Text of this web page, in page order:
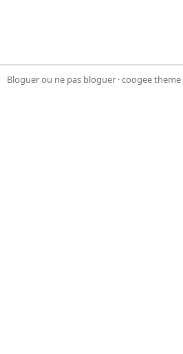
Bloguer ou ne pas bloguer ·coogee theme